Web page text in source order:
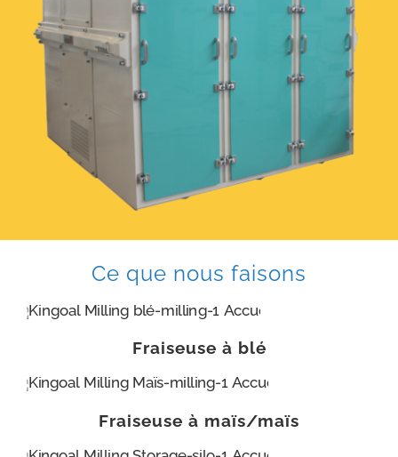
Ce que nous faisons
Fraiseuse à blé
Fraiseuse à maïs/maïs